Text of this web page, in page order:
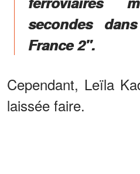
secondes
France 2".
Cependant, Leïla
laissée faire.